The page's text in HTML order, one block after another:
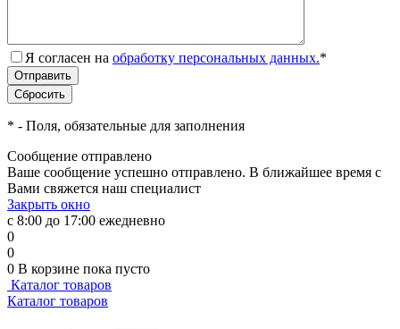
Я согласен на обработку персональных данных.*
* - Поля, обязательные для заполнения
Сообщение отправлено
Ваше сообщение успешно отправлено. В ближайшее время с
Вами свяжется наш специалист
Закрыть окно
с 8:00 до 17:00 ежедневно
0
0
0 В корзине пока пусто
Каталог товаров
Каталог товаров